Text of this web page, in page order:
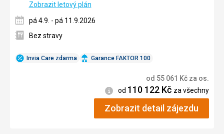
Invia Care zdarma Garance FAKTOR 100
Zobrazit letový plán
pá 4.9. - pá 11.9.2026
Bez stravy
od 55 061 Kč za os.
Informace
od 110 122 Kč za všechny
Zobrazit detail zájezdu